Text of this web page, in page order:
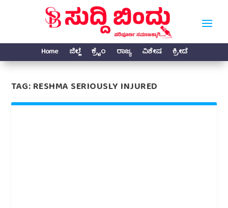
Home ಜಿಲ್ಲೆ ಕ್ರೈಂ ರಾಜ್ಯ ವಿಶೇಷ ಕ್ರೀಡೆ
TAG:RESHMA SERIOUSLY INJURED